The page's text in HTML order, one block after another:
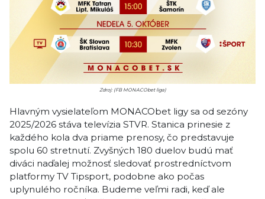
Zdroj: (FB MONACObet liga)
Hlavným vysielateľom MONACObet ligy sa od sezóny
2025/2026 stáva televízia STVR. Stanica prinesie z
každého kola dva priame prenosy, čo predstavuje
spolu 60 stretnutí. Zvyšných 180 duelov budú mať
diváci naďalej možnosť sledovať prostredníctvom
platformy TV Tipsport, podobne ako počas
uplynulého ročníka. Budeme veľmi radi, keď ale